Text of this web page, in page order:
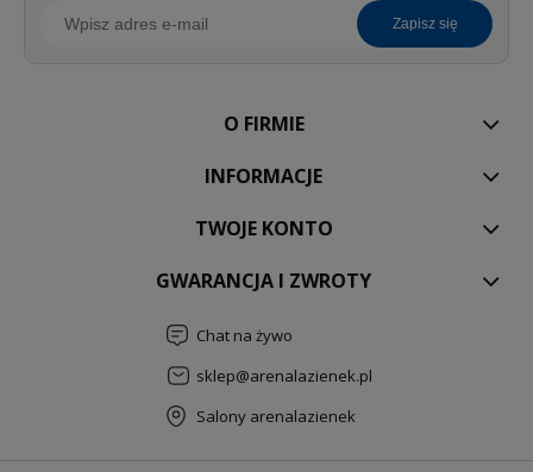
zapisz się
O FIRMIE
INFORMACJE
TWOJE KONTO
GWARANCJA I ZWROTY
Chat na żywo
sklep@arenalazienek.pl
Salony arenalazienek